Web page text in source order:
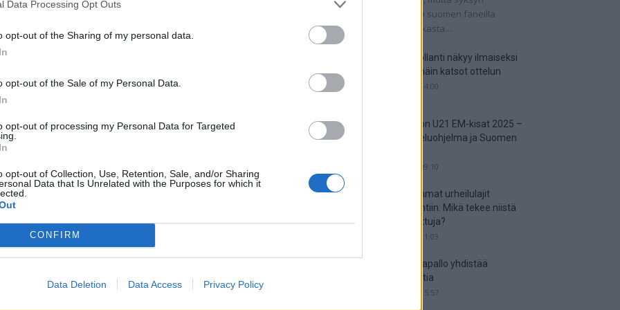
Data Processing Opt Outs
opt-out of the Sharing of my personal data.
opt-out of the Sale of my Personal Data.
opt-out of processing my Personal Data for Targeted
opt-out of Collection, Use, Retention, Sale, and/or Sharing
Data that Is Unrelated with the Purposes for which it
CONFIRM
Data Deletion Data Access Privacy Policy
seuraavalla edustuksella:
Chiesa
Portanova
on siis varsin ohut. Nähtäväksi jää, kykeneekö
otteluun lähtevää Juventusta kauden
ratkaisuottelut kertovat, onko suomen faneilla
realistista unelmoida kisapaikasta....
Suomi-Hollanti näkyy ilmaiseksi
TV:stä – näin katsot ottelun
06.06.2025 14:00
Jalkapallon U21 EM-kisat 2025 –
tässä otteluohjelma ja Suomen
18.05.2025 09:10
Suosituimmat urheilulajit
vedonlyöntiin: Mikä tekee niistä
niin suosittuja?
05.05.2025 11:03
Miten jalkapallo yhdistää
kansakuntia
25.04.2025 15:57